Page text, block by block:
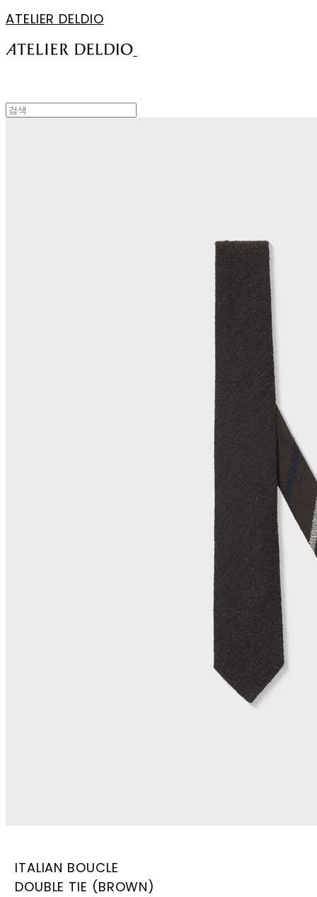
ATELIER DELDIO
ITALIAN BOUCLE
DOUBLE TIE (BROWN)